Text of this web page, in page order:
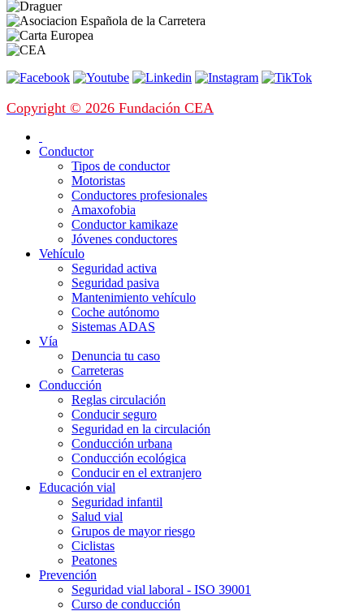
Copyright © 2026 Fundación CEA
Conductor
Tipos de conductor
Motoristas
Conductores profesionales
Amaxofobia
Conductor kamikaze
Jóvenes conductores
Vehículo
Seguridad activa
Seguridad pasiva
Mantenimiento vehículo
Coche autónomo
Sistemas ADAS
Vía
Denuncia tu caso
Carreteras
Conducción
Reglas circulación
Conducir seguro
Seguridad en la circulación
Conducción urbana
Conducción ecológica
Conducir en el extranjero
Educación vial
Seguridad infantil
Salud vial
Grupos de mayor riesgo
Ciclistas
Peatones
Prevención
Seguridad vial laboral - ISO 39001
Curso de conducción